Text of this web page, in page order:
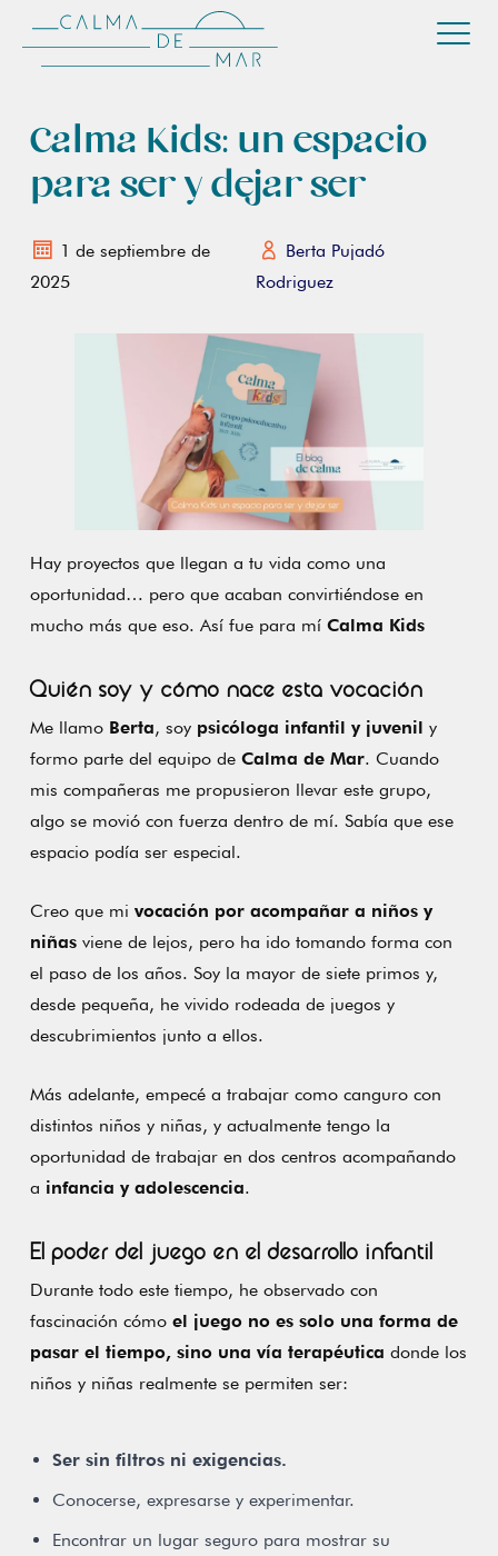
Calma Kids: un espacio
para ser y dejar ser
1 de septiembre de
2025
Berta Pujadó
Rodriguez
Hay proyectos que llegan a tu vida como una
oportunidad… pero que acaban convirtiéndose en
mucho más que eso. Así fue para mí Calma Kids
Quién soy y cómo nace esta vocación
Me llamo Berta, soy psicóloga infantil y juvenil y
formo parte del equipo de Calma de Mar. Cuando
mis compañeras me propusieron llevar este grupo,
algo se movió con fuerza dentro de mí. Sabía que ese
espacio podía ser especial.
Creo que mi vocación por acompañar a niños y
niñasviene de lejos, pero ha ido tomando forma con
el paso de los años. Soy la mayor de siete primos y,
desde pequeña, he vivido rodeada de juegos y
descubrimientos junto a ellos.
Más adelante, empecé a trabajar como canguro con
distintos niños y niñas, y actualmente tengo la
oportunidad de trabajar en dos centros acompañando
a infancia y adolescencia.
El poder del juego en el desarrollo infantil
Durante todo este tiempo, he observado con
fascinación cómo el juego no es solo una forma de
pasar el tiempo, sino una vía terapéutica donde los
niños y niñas realmente se permiten ser:
Ser sin filtros ni exigencias.
Conocerse, expresarse y experimentar.
Encontrar un lugar seguro para mostrar su